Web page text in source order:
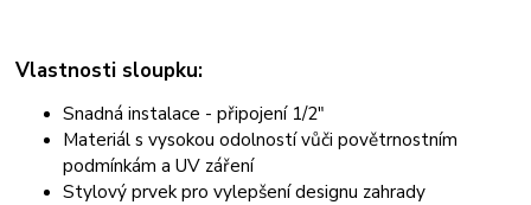
Vlastnosti sloupku:
Snadná instalace - připojení 1/2"
Materiál s vysokou odolností vůči povětrnostním
podmínkám a UV záření
Stylový prvek pro vylepšení designu zahrady